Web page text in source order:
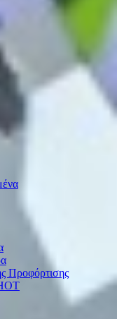
Προφόρτισης